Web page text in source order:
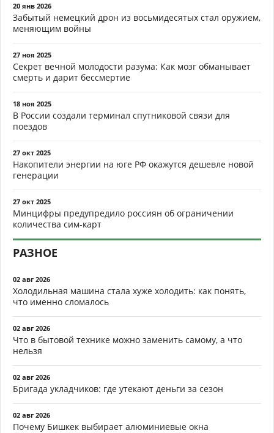
20 янв 2026
Забытый немецкий дрон из восьмидесятых стал оружием,
меняющим войны
27 ноя 2025
Секрет вечной молодости разума: Как мозг обманывает
смерть и дарит бессмертие
18 ноя 2025
В России создали терминал спутниковой связи для
поездов
27 окт 2025
Накопители энергии на юге РФ окажутся дешевле новой
генерации
27 окт 2025
Минцифры предупредило россиян об ограничении
количества сим-карт
РАЗНОЕ
02 авг 2026
Холодильная машина стала хуже холодить: как понять,
что именно сломалось
02 авг 2026
Что в бытовой технике можно заменить самому, а что
нельзя
02 авг 2026
Бригада укладчиков: где утекают деньги за сезон
02 авг 2026
Почему Бишкек выбирает алюминиевые окна